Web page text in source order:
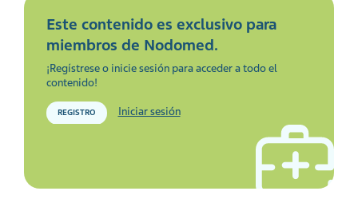
Este contenido es exclusivo para
miembros de Nodomed.
¡Regístrese o inicie sesión para acceder a todo el
contenido!
REGISTRO Iniciar sesión